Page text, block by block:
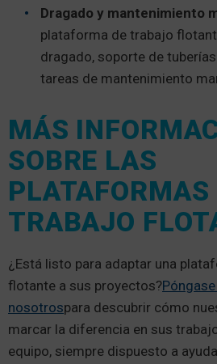
Dragado y mantenimiento
plataforma de trabajo
dragado, soporte de
tareas de mantenimiento
MÁS
SOBRE LAS
PLATAFORMAS
TRABAJO
¿Está listo para adaptar una
flotante a sus proyectos?
nosotrospara descubrir cómo
marcar la diferencia en sus
equipo, siempre dispuesto a